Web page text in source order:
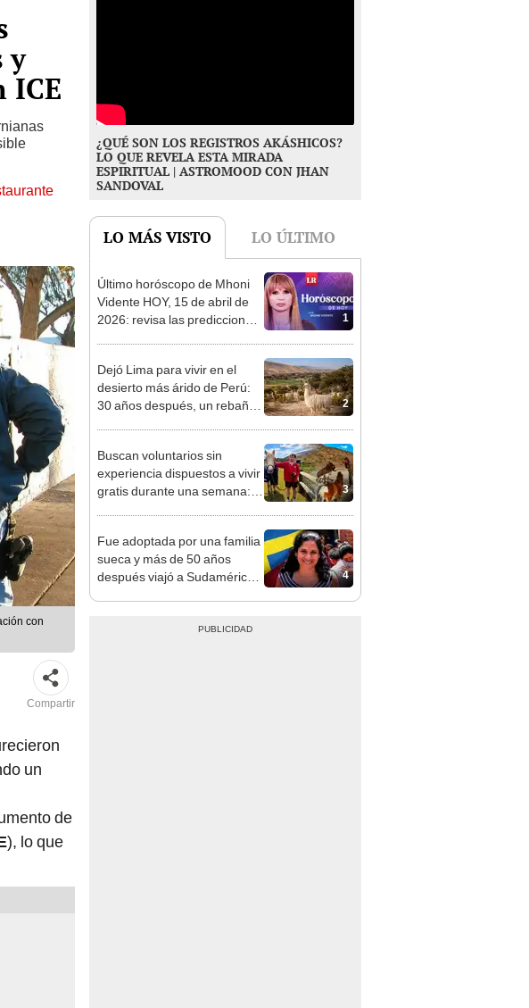
y
ICE
con
Compartir
un
de
), lo que
¿QUÉ SON LOS REGISTROS AKÁSHICOS?
LO QUE REVELA ESTA MIRADA
ESPIRITUAL | ASTROMOOD CON JHAN
SANDOVAL
LO MÁS VISTO LO ÚLTIMO
1
Último horóscopo de Mhoni
Vidente HOY, 15 de abril de
2026: revisa las predicciones
2
Dejó Lima para vivir en el
desierto más árido de Perú:
30 años después, un rebaño
3
Buscan voluntarios sin
experiencia dispuestos a vivir
gratis durante una semana:
un refugio por 2 horas
4
Fue adoptada por una familia
sueca y más de 50 años
después viajó a Sudamérica